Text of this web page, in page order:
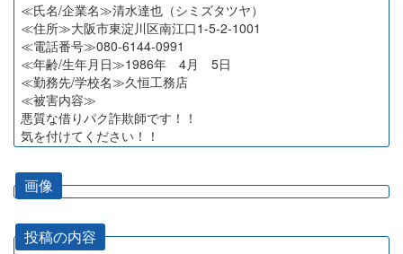
≪氏名/企業名≫清水達也（シミズタツヤ）
≪住所≫大阪市東淀川区南江口1-5-2-1001
≪電話番号≫080-6144-0991
≪年齢/生年月日≫1986年 4月 5日
≪勤務先/学校名≫久恒工務店
≪被害内容≫
悪質な借りパク詐欺師です！！
気を付けてください！！
画像
投稿の内容